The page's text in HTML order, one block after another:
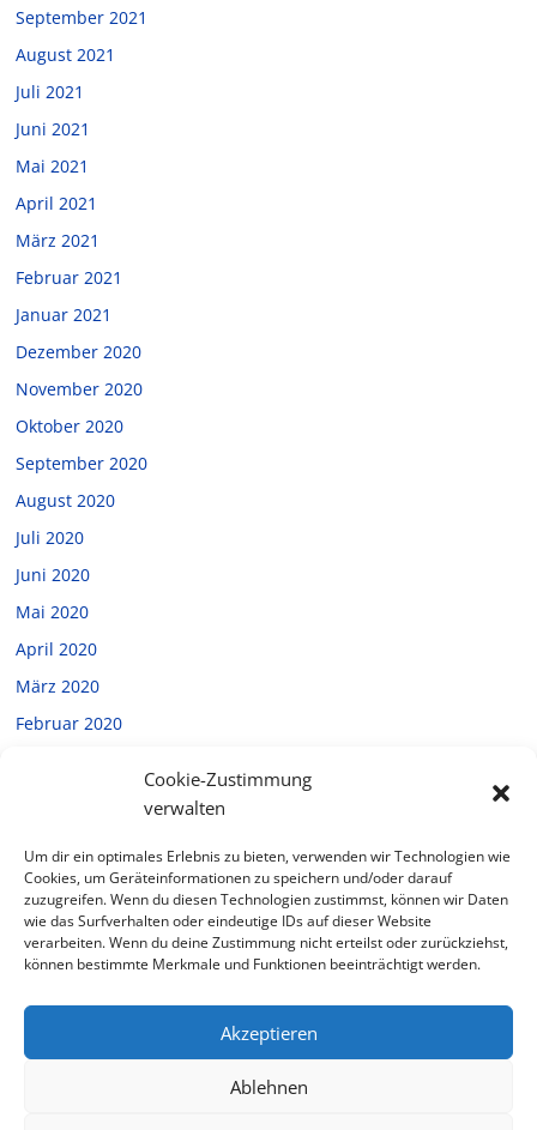
Cookie-Zustimmung
verwalten
Um dir ein optimales Erlebnis zu bieten, verwenden wir Technologien wie
Cookies, um Geräteinformationen zu speichern und/oder darauf
zuzugreifen. Wenn du diesen Technologien zustimmst, können wir Daten
wie das Surfverhalten oder eindeutige IDs auf dieser Website
verarbeiten. Wenn du deine Zustimmung nicht erteilst oder zurückziehst,
können bestimmte Merkmale und Funktionen beeinträchtigt werden.
Akzeptieren
Ablehnen
September 2021
August 2021
Juli 2021
Juni 2021
Mai 2021
April 2021
März 2021
Februar 2021
Januar 2021
Dezember 2020
November 2020
Oktober 2020
September 2020
August 2020
Juli 2020
Juni 2020
Mai 2020
April 2020
März 2020
Februar 2020
Oktober 2019
September 2019
Juli 2019